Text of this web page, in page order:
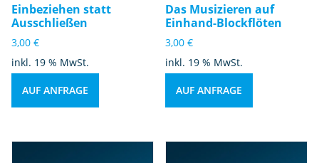
Einbeziehen statt
Ausschließen
3,00 €
inkl. 19 % MwSt.
AUF ANFRAGE
Das Musizieren auf
Einhand-Blockflöten
3,00€
inkl. 19 % MwSt.
AUF ANFRAGE